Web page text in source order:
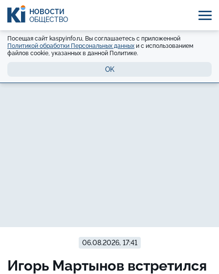
НОВОСТИ
ОБЩЕСТВО
Посещая сайт kaspyinfo.ru, Вы соглашаетесь с приложенной
Политикой обработки Персональных данных и с использованием
файлов cookie, указанных в данной Политике.
OK
06.08.2026, 17:41
Игорь Мартынов встретился